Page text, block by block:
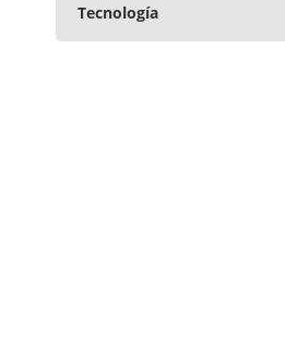
Tecnología